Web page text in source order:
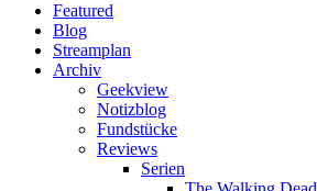
Featured
Blog
Streamplan
Archiv
Geekview
Notizblog
Fundstücke
Reviews
Serien